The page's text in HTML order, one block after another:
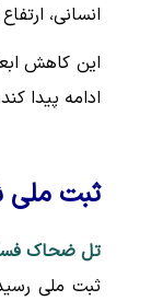
انسانی، ارتفاع آن به
این کاهش
ادامه پیدا
ثبت ملی
تل ضحاک
ثبت ملی